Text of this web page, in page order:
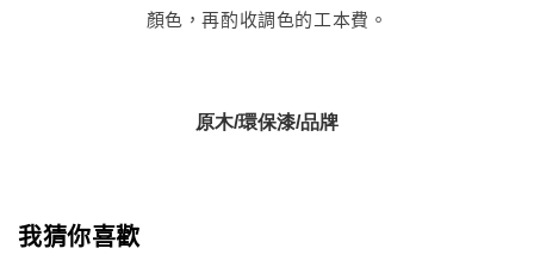
顏色，再酌收調色的工本費。
原木/環保漆/品牌
我猜你喜歡